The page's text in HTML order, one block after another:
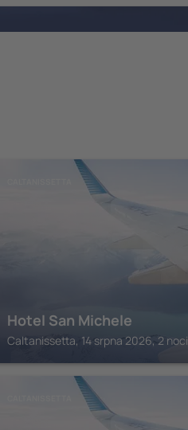
Hotel San Michele
Caltanissetta, 14 srpna 2026, 2 noci